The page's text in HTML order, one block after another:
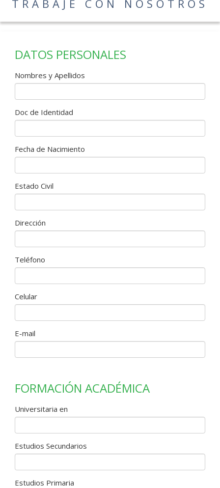
Y APASIONADO
por eso
queremos
colaboradores
como Tú.
¿Quieres ser
parte de
nuestro
Equipo?
TRABAJE CON NOSOTROS
DATOS PERSONALES
Nombres y Apellidos
Doc de Identidad
Fecha de Nacimiento
Estado Civil
Dirección
Teléfono
Celular
E-mail
FORMACIÓN ACADÉMICA
Universitaria en
Estudios Secundarios
Estudios Primaria